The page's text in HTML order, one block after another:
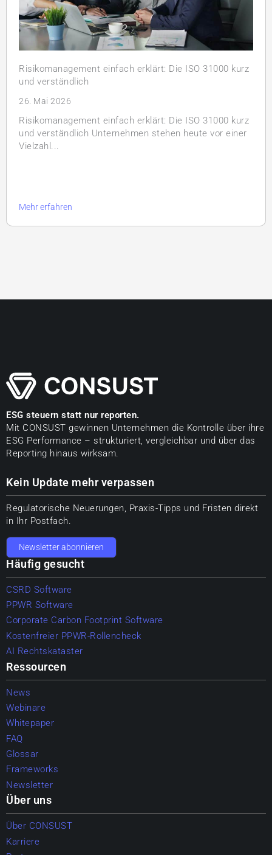
Risikomanagement einfach erklärt: Die ISO 31000 kurz
und verständlich
26. Mai 2026
Risikomanagement einfach erklärt: Die ISO 31000 kurz
und verständlich Unternehmen stehen heute vor einer
Vielzahl...
Mehr erfahren
ESG steuern statt nur reporten.
Mit CONSUST gewinnen Unternehmen die Kontrolle über ihre
ESG Performance – strukturiert, vergleichbar und über das
Reporting hinaus wirksam.
Kein Update mehr verpassen
Regulatorische Neuerungen, Praxis-Tipps und Fristen direkt
in Ihr Postfach.
Newsletter abonnieren
Häufig gesucht
CSRD Software
PPWR Software
Corporate Carbon Footprint Software
Kostenfreier PPWR-Rollencheck
AI Rechtskataster
Ressourcen
News
Webinare
Whitepaper
FAQ
Glossar
Frameworks
Newsletter
Über uns
Über CONSUST
Karriere